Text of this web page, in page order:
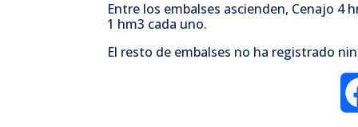
Entre los embalses ascienden, Cenajo 4
1 hm3 cada uno.
El resto de embalses no ha registrado